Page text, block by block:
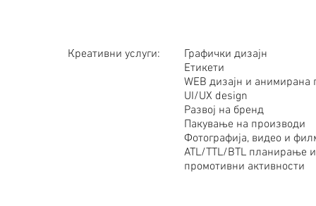
Креативни услуги:
Графички дизајн
Етикети
WEB дизајн и анимирана
UI/UX design
Развој на бренд
Пакување на производи
Фотографија, видео и
ATL/TTL/BTL планирање
промотивни активности